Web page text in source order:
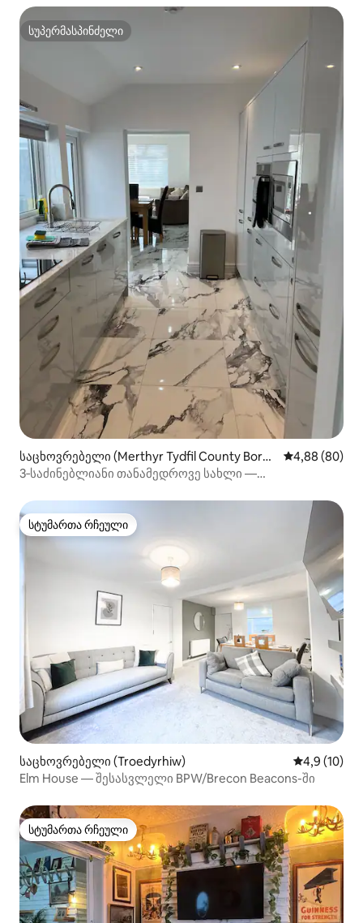
სუპერმასპინძელი
სუპერმასპინძელი
საცხოვრებელი (Merthyr Tydfil County Borou
gh)
საშუალო
4,88 (80)
3‑საძინებლიანი თანამედროვე სახლი —
სტუმართა რჩეული
სტუმართა რჩეული
საცხოვრებელი (Troedyrhiw) საშუალო
4,9 (10)
Elm House — შესასვლელი BPW/Brecon Beacons-ში
სტუმართა რჩეული
სტუმართა რჩეული